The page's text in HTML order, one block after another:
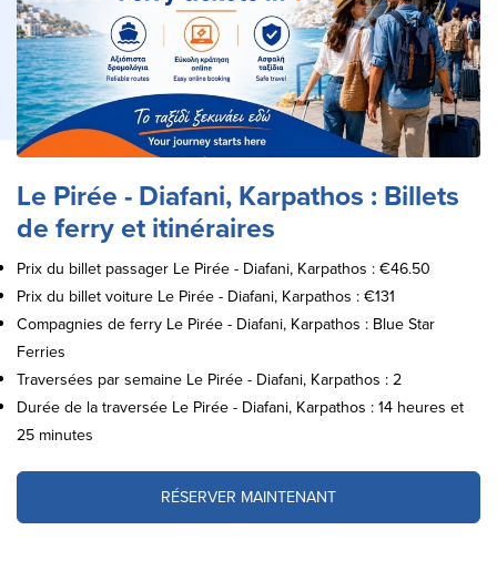
Le Pirée - Diafani, Karpathos : Billets
de ferry et itinéraires
Prix du billet passager Le Pirée - Diafani, Karpathos : €46.50
Prix du billet voiture Le Pirée - Diafani, Karpathos : €131
Compagnies de ferry Le Pirée - Diafani, Karpathos : Blue Star
Ferries
Traversées par semaine Le Pirée - Diafani, Karpathos : 2
Durée de la traversée Le Pirée - Diafani, Karpathos : 14 heures et
25 minutes
RÉSERVER MAINTENANT